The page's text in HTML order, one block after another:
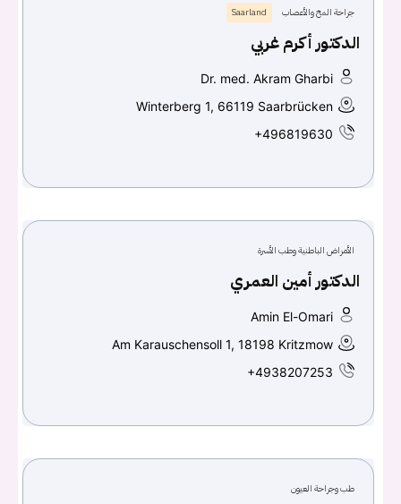
جراحة المخ والأعصاب Saarland
الدكتور أكرم غربي
Dr. med. Akram Gharbi
Winterberg 1, 66119 Saarbrücken
+496819630
الأمراض الباطنية وطب الأسرة
الدكتور أمين العمري
Amin El-Omari
Am Karauschensoll 1, 18198 Kritzmow
+4938207253
طب وجراحة العيون